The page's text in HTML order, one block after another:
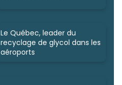
Le Québec, leader du
recyclage de glycol dans les
aéroports